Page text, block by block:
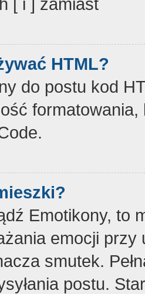
HTML?
do postu kod
Emotikony, to
emocji
smutek.
postu.